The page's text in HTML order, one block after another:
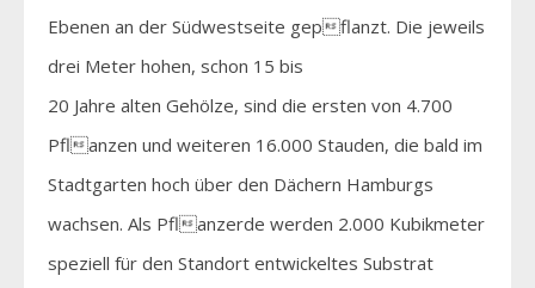
Ebenen an der Südwestseite gepflanzt. Die jeweils
drei Meter hohen, schon 15 bis
20 Jahre alten Gehölze, sind die ersten von 4.700
Pflanzen und weiteren 16.000 Stauden, die bald im
Stadtgarten hoch über den Dächern Hamburgs
wachsen. Als Pflanzerde werden 2.000 Kubikmeter
speziell für den Standort entwickeltes Substrat